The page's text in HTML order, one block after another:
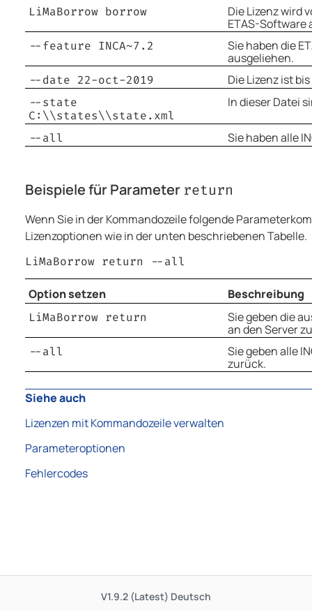
LiMaBorrow borrow
Die Lizenz wird
ETAS-Software
--feature INCA~7.2
Sie haben die
ausgeliehen.
--date 22-oct-2019 Die Lizenz ist
--state
C:\\states\\state.xml
In dieser Datei
--all Sie haben alle
Beispiele für Parameter return
Wenn Sie in der Kommandozeile folgende
Lizenzoptionen wie in der unten beschriebenen Tabelle.
LiMaBorrow return --all
Option setzen Beschreibung
LiMaBorrow return
Sie geben die
an den Server
--all
Sie geben alle
zurück.
Siehe auch
Lizenzen mit Kommandozeile verwalten
Parameteroptionen
Fehlercodes
V1.9.2 (Latest) Deutsch